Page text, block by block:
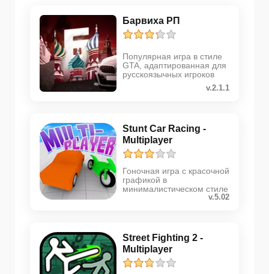
Барвиха РП
Популярная игра в стиле
GTA, адаптированная для
русскоязычных игроков
v.2.1.1
Stunt Car Racing -
Multiplayer
Гоночная игра с красочной
графикой в
минималистическом стиле
v.5.02
Street Fighting 2 -
Multiplayer